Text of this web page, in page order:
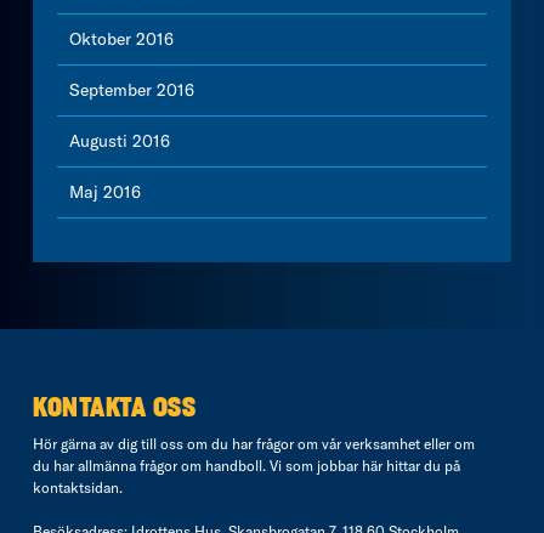
Oktober 2016
September 2016
Augusti 2016
Maj 2016
KONTAKTA OSS
Hör gärna av dig till oss om du har frågor om vår verksamhet eller om
du har allmänna frågor om handboll. Vi som jobbar här hittar du på
kontaktsidan.